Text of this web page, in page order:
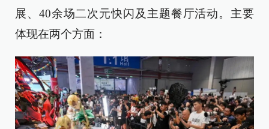
展、40余场二次元快闪及主题餐厅活动。主要
体现在两个方面：